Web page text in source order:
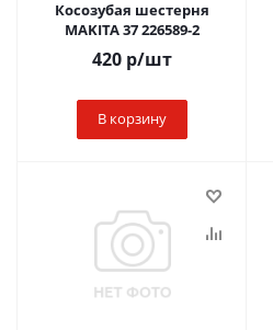
Косозубая шестерня
MAKITA 37 226589-2
420 р/шт
В корзину